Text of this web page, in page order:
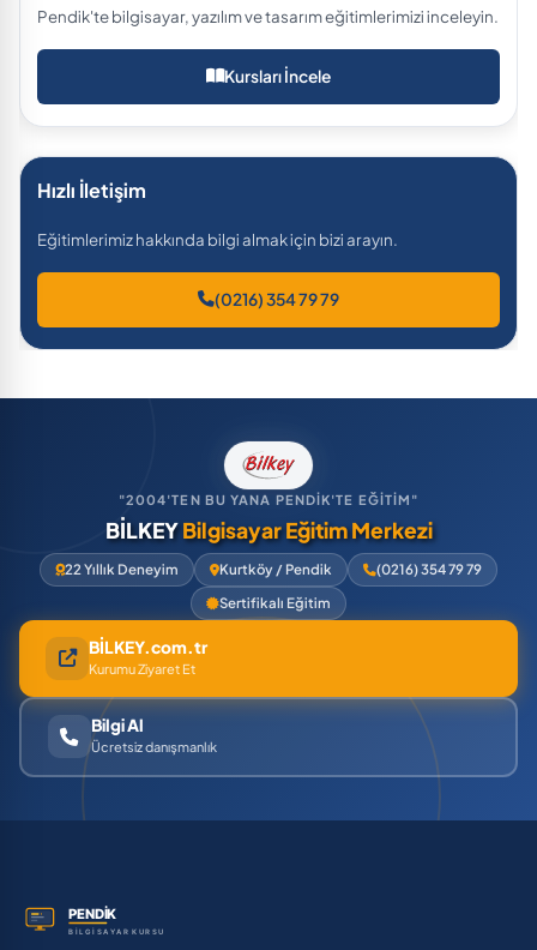
Pendik'te bilgisayar, yazılım ve tasarım eğitimlerimizi inceleyin.
Kursları İncele
Hızlı İletişim
Eğitimlerimiz hakkında bilgi almak için bizi arayın.
(0216) 354 79 79
"2004'TEN BU YANA PENDİK'TE EĞİTİM"
BİLKEYBilgisayar Eğitim Merkezi
22 Yıllık Deneyim Kurtköy / Pendik
(0216) 354 79 79
Sertifikalı Eğitim
BİLKEY.com.tr
Kurumu Ziyaret Et
Bilgi Al
Ücretsiz danışmanlık